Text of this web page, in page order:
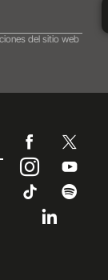
del sitio web